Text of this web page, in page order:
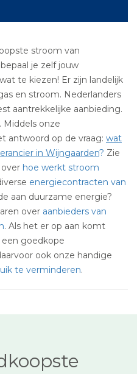
stroom van
je zelf jouw
te kiezen! Er zijn landelijk
en stroom. Nederlanders
aantrekkelijke aanbieding.
Middels onze
antwoord op de vraag: wat
in Wijngaarden? Zie
hoe werkt stroom
energiecontracten van
aan duurzame energie?
over aanbieders van
. Als het er op aan komt
een goedkope
ook onze handige
te verminderen.